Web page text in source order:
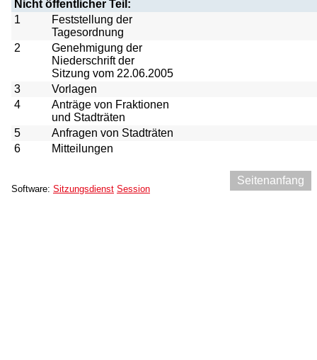
Nicht öffentlicher Teil:
1
Feststellung der
Tagesordnung
2
Genehmigung der
Niederschrift der
Sitzung vom 22.06.2005
3
Vorlagen
4
Anträge von Fraktionen
und Stadträten
5
Anfragen von Stadträten
6
Mitteilungen
Seitenanfang
Software: Sitzungsdienst Session